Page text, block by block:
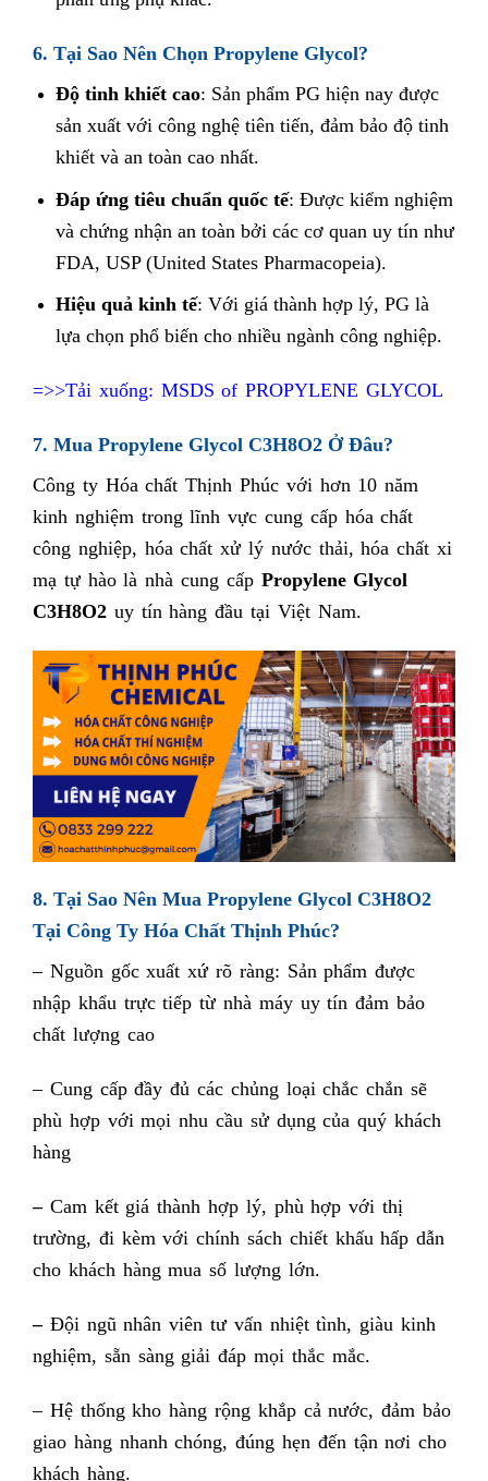
6. Tại Sao Nên Chọn Propylene Glycol?
Độ tinh khiết cao: Sản phẩm PG hiện nay được
sản xuất với công nghệ tiên tiến, đảm bảo độ tinh
khiết và an toàn cao nhất.
Đáp ứng tiêu chuẩn quốc tế: Được kiểm nghiệm
và chứng nhận an toàn bởi các cơ quan uy tín như
FDA, USP (United States Pharmacopeia).
Hiệu quả kinh tế: Với giá thành hợp lý, PG là
lựa chọn phổ biến cho nhiều ngành công nghiệp.
=>>Tải xuống: MSDS of PROPYLENE GLYCOL
7. Mua Propylene Glycol C3H8O2 Ở Đâu?
Công ty Hóa chất Thịnh Phúc với hơn 10 năm
kinh nghiệm trong lĩnh vực cung cấp hóa chất
công nghiệp, hóa chất xử lý nước thải, hóa chất xi
mạ tự hào là nhà cung cấp Propylene Glycol
C3H8O2 uy tín hàng đầu tại Việt Nam.
8. Tại Sao Nên Mua Propylene Glycol C3H8O2
Tại Công Ty Hóa Chất Thịnh Phúc?
– Nguồn gốc xuất xứ rõ ràng: Sản phẩm được
nhập khẩu trực tiếp từ nhà máy uy tín đảm bảo
chất lượng cao
– Cung cấp đầy đủ các chủng loại chắc chắn sẽ
phù hợp với mọi nhu cầu sử dụng của quý khách
hàng
– Cam kết giá thành hợp lý, phù hợp với thị
trường, đi kèm với chính sách chiết khấu hấp dẫn
cho khách hàng mua số lượng lớn.
– Đội ngũ nhân viên tư vấn nhiệt tình, giàu kinh
nghiệm, sẵn sàng giải đáp mọi thắc mắc.
– Hệ thống kho hàng rộng khắp cả nước, đảm bảo
giao hàng nhanh chóng, đúng hẹn đến tận nơi cho
khách hàng.